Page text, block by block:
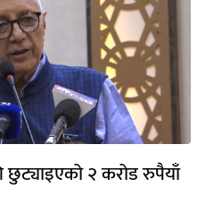
छुट्याइएको २ करोड रुपैयाँ